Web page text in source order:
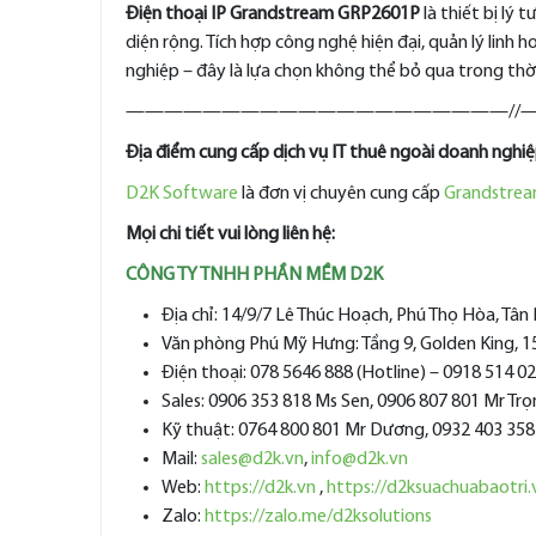
Điện thoại IP Grandstream GRP2601P là thiết bị lý
diện rộng. Tích hợp công nghệ hiện đại, quản lý
nghiệp – đây là lựa chọn không thể bỏ qua trong
Địa điểm cung cấp dịch vụ IT thuê ngoài doanh
D2K Software là đơn vị chuyên cung cấp
Mọi chi tiết vui lòng liên hệ:
CÔNG TY TNHH PHẦN MỀM D2K
Địa chỉ: 14/9/7 Lê Thúc Hoạch, Phú Thọ Hòa, Tân
Văn phòng Phú Mỹ Hưng: Tầng 9, Golden King,
Điện thoại: 078 5646 888 (Hotline) – 0918 514
Sales: 0906 353 818 Ms Sen, 0906 807 801 Mr
Kỹ thuật: 0764 800 801 Mr Dương, 0932 403
Mail: sales@d2k.vn,info@d2k.vn
Web: https://d2k.vn , https://
Zalo: https://zalo.me/d2ksolutions